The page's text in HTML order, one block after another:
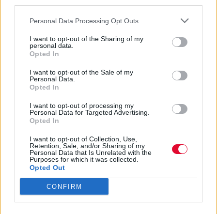
Personal Data Processing Opt Outs
I want to opt-out of the Sharing of my
personal data.
Opted In
I want to opt-out of the Sale of my
Personal Data.
Opted In
I want to opt-out of processing my
Personal Data for Targeted Advertising.
Opted In
I want to opt-out of Collection, Use,
Retention, Sale, and/or Sharing of my
Personal Data that Is Unrelated with the
Purposes for which it was collected.
Opted Out
CONFIRM
Ποια είναι η τιμή του κρυπτονομίσματος
αυτή τη στιγμή;
Ναταλία Πετρίτη
08.12.2023